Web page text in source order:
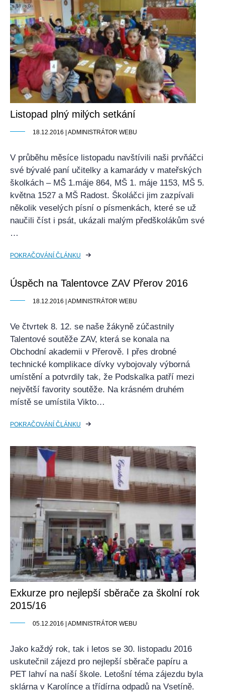
Listopad plný milých setkání
18.12.2016 | ADMINISTRÁTOR WEBU
V průběhu měsíce listopadu navštívili naši prvňáčci
své bývalé paní učitelky a kamarády v mateřských
školkách – MŠ 1.máje 864, MŠ 1. máje 1153, MŠ 5.
května 1527 a MŠ Radost. Školáčci jim zazpívali
několik veselých písní o písmenkách, které se už
naučili číst i psát, ukázali malým předškolákům své
…
POKRAČOVÁNÍ ČLÁNKU
Úspěch na Talentovce ZAV Přerov 2016
18.12.2016 | ADMINISTRÁTOR WEBU
Ve čtvrtek 8. 12. se naše žákyně zúčastnily
Talentové soutěže ZAV, která se konala na
Obchodní akademii v Přerově. I přes drobné
technické komplikace dívky vybojovaly výborná
umístění a potvrdily tak, že Podskalka patří mezi
největší favority soutěže. Na krásném druhém
místě se umístila Vikto…
POKRAČOVÁNÍ ČLÁNKU
Exkurze pro nejlepší sběrače za školní rok
2015/16
05.12.2016 | ADMINISTRÁTOR WEBU
Jako každý rok, tak i letos se 30. listopadu 2016
uskutečnil zájezd pro nejlepší sběrače papíru a
PET lahví na naší škole. Letošní téma zájezdu byla
sklárna v Karolínce a třídírna odpadů na Vsetíně.